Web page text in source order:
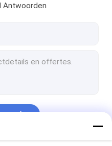
Antwoorden